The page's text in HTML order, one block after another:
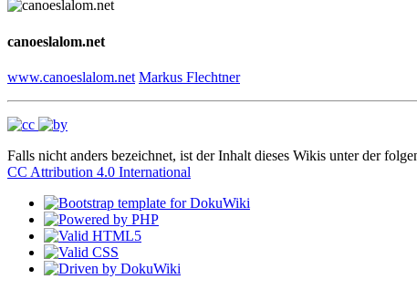
canoeslalom.net
www.canoeslalom.net Markus Flechtner
Falls nicht anders bezeichnet, ist der Inhalt dieses Wikis unter der
CC Attribution 4.0 International